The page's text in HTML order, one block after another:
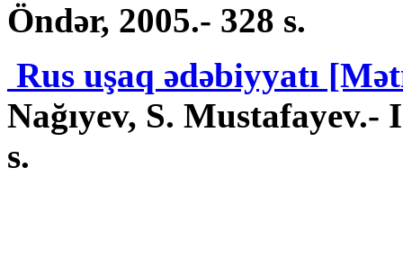
Öndər, 2005.- 328 s.
Rus uşaq ədəbiyyatı
Nağıyev, S.
s.